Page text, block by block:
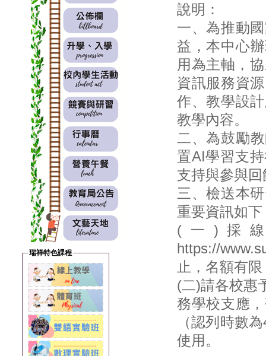
瑞祥特色課程
說明：
一、為推動
益，本中心
用為主軸，
資訊服務資
作、教學設
教學內容。
二、為鼓勵
置AI學習支
支持與參與回
三、檢送本
重要資訊如下
(一)採
https://
止，名額有
(二)請各校惠
務學校支應
（認列時數
使用。